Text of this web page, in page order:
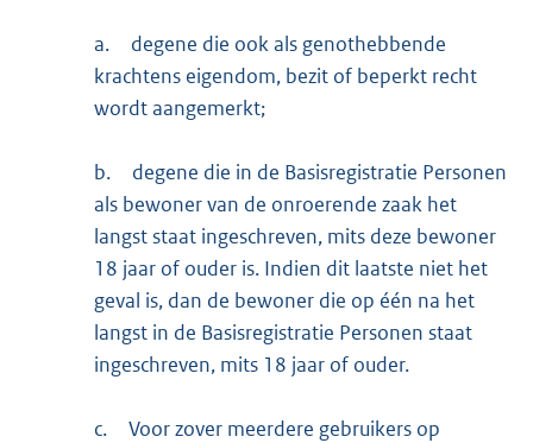
a.
degene die ook als genothebbende
krachtens eigendom, bezit of beperkt recht
wordt aangemerkt;
b.
degene die in de Basisregistratie Personen
als bewoner van de onroerende zaak het
langst staat ingeschreven, mits deze bewoner
18 jaar of ouder is. Indien dit laatste niet het
geval is, dan de bewoner die op één na het
langst in de Basisregistratie Personen staat
ingeschreven, mits 18 jaar of ouder.
c.
Voor zover meerdere gebruikers op